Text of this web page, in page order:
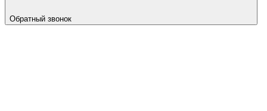
Обратный звонок